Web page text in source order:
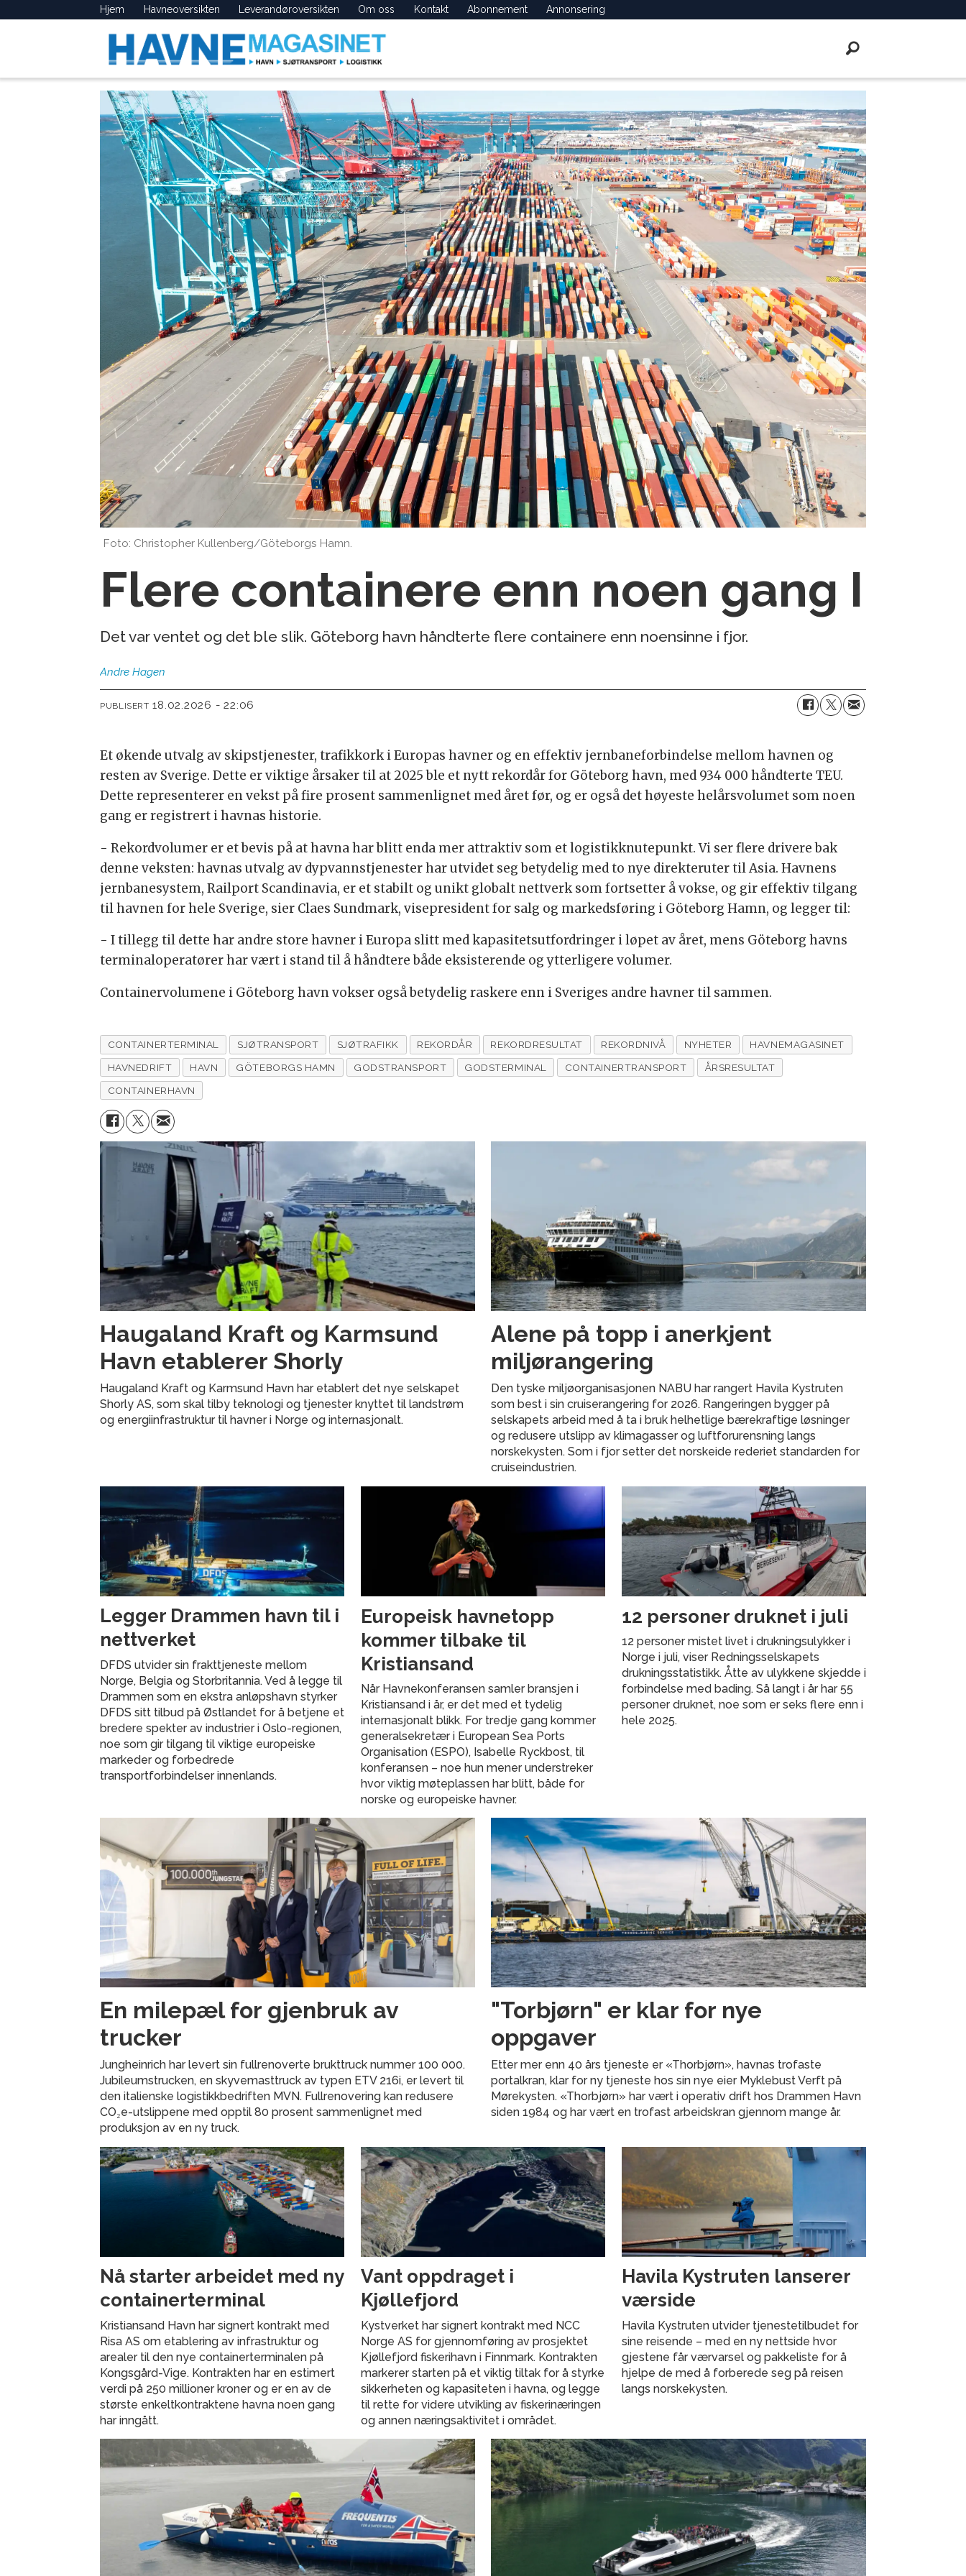
Hjem Havneoversikten Leverandøroversikten Om oss Kontakt Abonnement Annonsering
Foto: Christopher Kullenberg/Göteborgs Hamn.
Flere containere enn noen gang I
Det var ventet og det ble slik. Göteborg havn håndterte flere containere enn noensinne i fjor.
Andre Hagen
PUBLISERT 18.02.2026 - 22:06
Et økende utvalg av skipstjenester, trafikkork i Europas havner og en effektiv jernbaneforbindelse mellom havnen og
resten av Sverige. Dette er viktige årsaker til at 2025 ble et nytt rekordår for Göteborg havn, med 934 000 håndterte TEU.
Dette representerer en vekst på fire prosent sammenlignet med året før, og er også det høyeste helårsvolumet som noen
gang er registrert i havnas historie.
- Rekordvolumer er et bevis på at havna har blitt enda mer attraktiv som et logistikknutepunkt. Vi ser flere drivere bak
denne veksten: havnas utvalg av dypvannstjenester har utvidet seg betydelig med to nye direkteruter til Asia. Havnens
jernbanesystem, Railport Scandinavia, er et stabilt og unikt globalt nettverk som fortsetter å vokse, og gir effektiv tilgang
til havnen for hele Sverige, sier Claes Sundmark, visepresident for salg og markedsføring i Göteborg Hamn, og legger til:
- I tillegg til dette har andre store havner i Europa slitt med kapasitetsutfordringer i løpet av året, mens Göteborg havns
terminaloperatører har vært i stand til å håndtere både eksisterende og ytterligere volumer.
Containervolumene i Göteborg havn vokser også betydelig raskere enn i Sveriges andre havner til sammen.
CONTAINERTERMINAL SJØTRANSPORT SJØTRAFIKK REKORDÅR REKORDRESULTAT REKORDNIVÅ NYHETER
HAVNEMAGASINET
HAVNEDRIFT
HAVN GÖTEBORGS HAMN GODSTRANSPORT GODSTERMINAL CONTAINERTRANSPORT
ÅRSRESULTAT
CONTAINERHAVN
Haugaland Kraft og Karmsund
Havn etablerer Shorly
Haugaland Kraft og Karmsund Havn har etablert det nye selskapet
Shorly AS, som skal tilby teknologi og tjenester knyttet til landstrøm
og energiinfrastruktur til havner i Norge og internasjonalt.
Alene på topp i anerkjent
miljørangering
Den tyske miljøorganisasjonen NABU har rangert Havila Kystruten
som best i sin cruiserangering for 2026. Rangeringen bygger på
selskapets arbeid med å ta i bruk helhetlige bærekraftige løsninger
og redusere utslipp av klimagasser og luftforurensning langs
norskekysten. Som i fjor setter det norskeide rederiet standarden for
cruiseindustrien.
Legger Drammen havn til i
nettverket
DFDS utvider sin frakttjeneste mellom
Norge, Belgia og Storbritannia. Ved å legge til
Drammen som en ekstra anløpshavn styrker
DFDS sitt tilbud på Østlandet for å betjene et
bredere spekter av industrier i Oslo-regionen,
noe som gir tilgang til viktige europeiske
markeder og forbedrede
transportforbindelser innenlands.
Europeisk havnetopp
kommer tilbake til
Kristiansand
Når Havnekonferansen samler bransjen i
Kristiansand i år, er det med et tydelig
internasjonalt blikk. For tredje gang kommer
generalsekretær i European Sea Ports
Organisation (ESPO), Isabelle Ryckbost, til
konferansen – noe hun mener understreker
hvor viktig møteplassen har blitt, både for
norske og europeiske havner.
12 personer druknet i juli
12 personer mistet livet i drukningsulykker i
Norge i juli, viser Redningsselskapets
drukningsstatistikk. Åtte av ulykkene skjedde i
forbindelse med bading. Så langt i år har 55
personer druknet, noe som er seks flere enn i
hele 2025.
En milepæl for gjenbruk av
trucker
Jungheinrich har levert sin fullrenoverte brukttruck nummer 100 000.
Jubileumstrucken, en skyvemasttruck av typen ETV 216i, er levert til
den italienske logistikkbedriften MVN. Fullrenovering kan redusere
CO₂e-utslippene med opptil 80 prosent sammenlignet med
produksjon av en ny truck.
"Torbjørn" er klar for nye
oppgaver
Etter mer enn 40 års tjeneste er «Thorbjørn», havnas trofaste
portalkran, klar for ny tjeneste hos sin nye eier Myklebust Verft på
Mørekysten. «Thorbjørn» har vært i operativ drift hos Drammen Havn
siden 1984 og har vært en trofast arbeidskran gjennom mange år.
Nå starter arbeidet med ny
containerterminal
Kristiansand Havn har signert kontrakt med
Risa AS om etablering av infrastruktur og
arealer til den nye containerterminalen på
Kongsgård-Vige. Kontrakten har en estimert
verdi på 250 millioner kroner og er en av de
største enkeltkontraktene havna noen gang
har inngått.
Vant oppdraget i
Kjøllefjord
Kystverket har signert kontrakt med NCC
Norge AS for gjennomføring av prosjektet
Kjøllefjord fiskerihavn i Finnmark. Kontrakten
markerer starten på et viktig tiltak for å styrke
sikkerheten og kapasiteten i havna, og legge
til rette for videre utvikling av fiskerinæringen
og annen næringsaktivitet i området.
Havila Kystruten lanserer
værside
Havila Kystruten utvider tjenestetilbudet for
sine reisende – med en ny nettside hvor
gjestene får værvarsel og pakkeliste for å
hjelpe de med å forberede seg på reisen
langs norskekysten.